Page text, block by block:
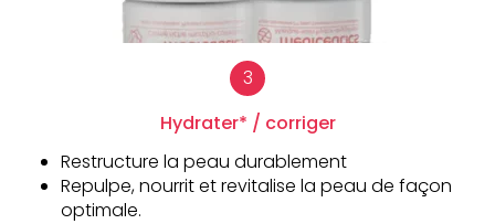
Hydrater* / corriger
Restructure la peau durablement
Repulpe, nourrit et revitalise la peau de façon
optimale.